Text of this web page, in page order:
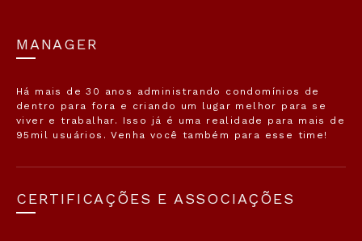
MANAGER
Há mais de 30 anos administrando condomínios de
dentro para fora e criando um lugar melhor para se
viver e trabalhar. Isso já é uma realidade para mais de
95mil usuários. Venha você também para esse time!
CERTIFICAÇÕES E ASSOCIAÇÕES